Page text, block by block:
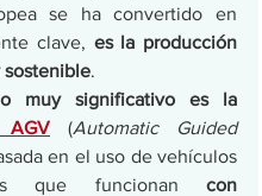
se ha convertido en
clave, es la producción
sostenible.
AGV (Automatic Guided
en el uso de vehículos
que funcionan